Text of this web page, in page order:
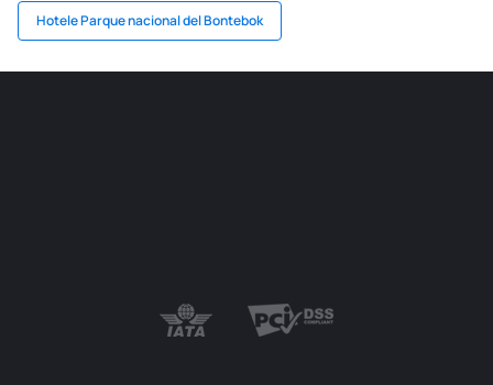
Hotele Parque nacional del Bontebok